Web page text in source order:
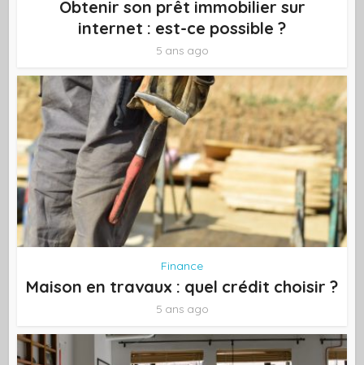
Obtenir son prêt immobilier sur
internet : est-ce possible ?
5 ans ago
Finance
Maison en travaux : quel crédit choisir ?
5 ans ago